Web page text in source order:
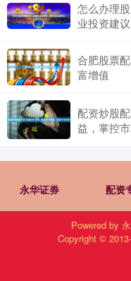
怎么办理
业投资建议
合肥股票
富增值
配资炒股
益，掌控
永华证券 配资
Powered by
Copyright ©